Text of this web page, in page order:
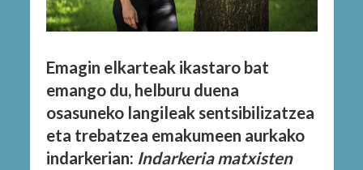
Emagin elkarteak ikastaro bat
emango du, helburu duena
osasuneko langileak sentsibilizatzea
eta trebatzea emakumeen aurkako
indarkerian: Indarkeria matxisten